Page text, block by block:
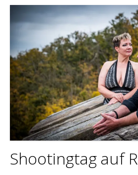
Shootingtag auf